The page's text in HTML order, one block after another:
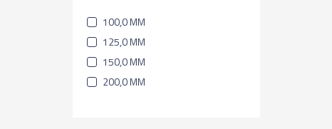
100,0 MM
125,0 MM
150,0 MM
200,0 MM